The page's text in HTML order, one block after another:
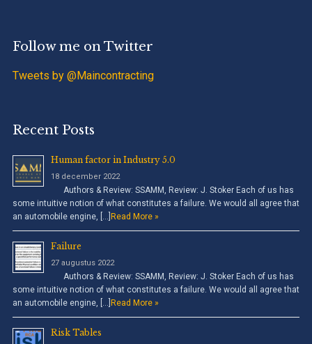
Follow me on Twitter
Tweets by @Maincontracting
Recent Posts
Human factor in Industry 5.0
18 december 2022
Authors & Review: SSAMM, Review: J. Stoker Each of us has
some intuitive notion of what constitutes a failure. We would all agree that
an automobile engine, […] Read More »
Failure
27 augustus 2022
Authors & Review: SSAMM, Review: J. Stoker Each of us has
some intuitive notion of what constitutes a failure. We would all agree that
an automobile engine, […] Read More »
Risk Tables